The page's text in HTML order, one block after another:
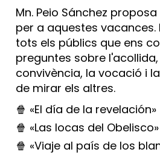
Mn. Peio Sánchez proposa
per a aquestes vacances.
tots els públics que ens
preguntes sobre
convivència, la vocació i
de mirar els altres.
🍿 «El día de la revelación»
🍿 «Las locas del Obelisco»
🍿 «Viaje al país de los